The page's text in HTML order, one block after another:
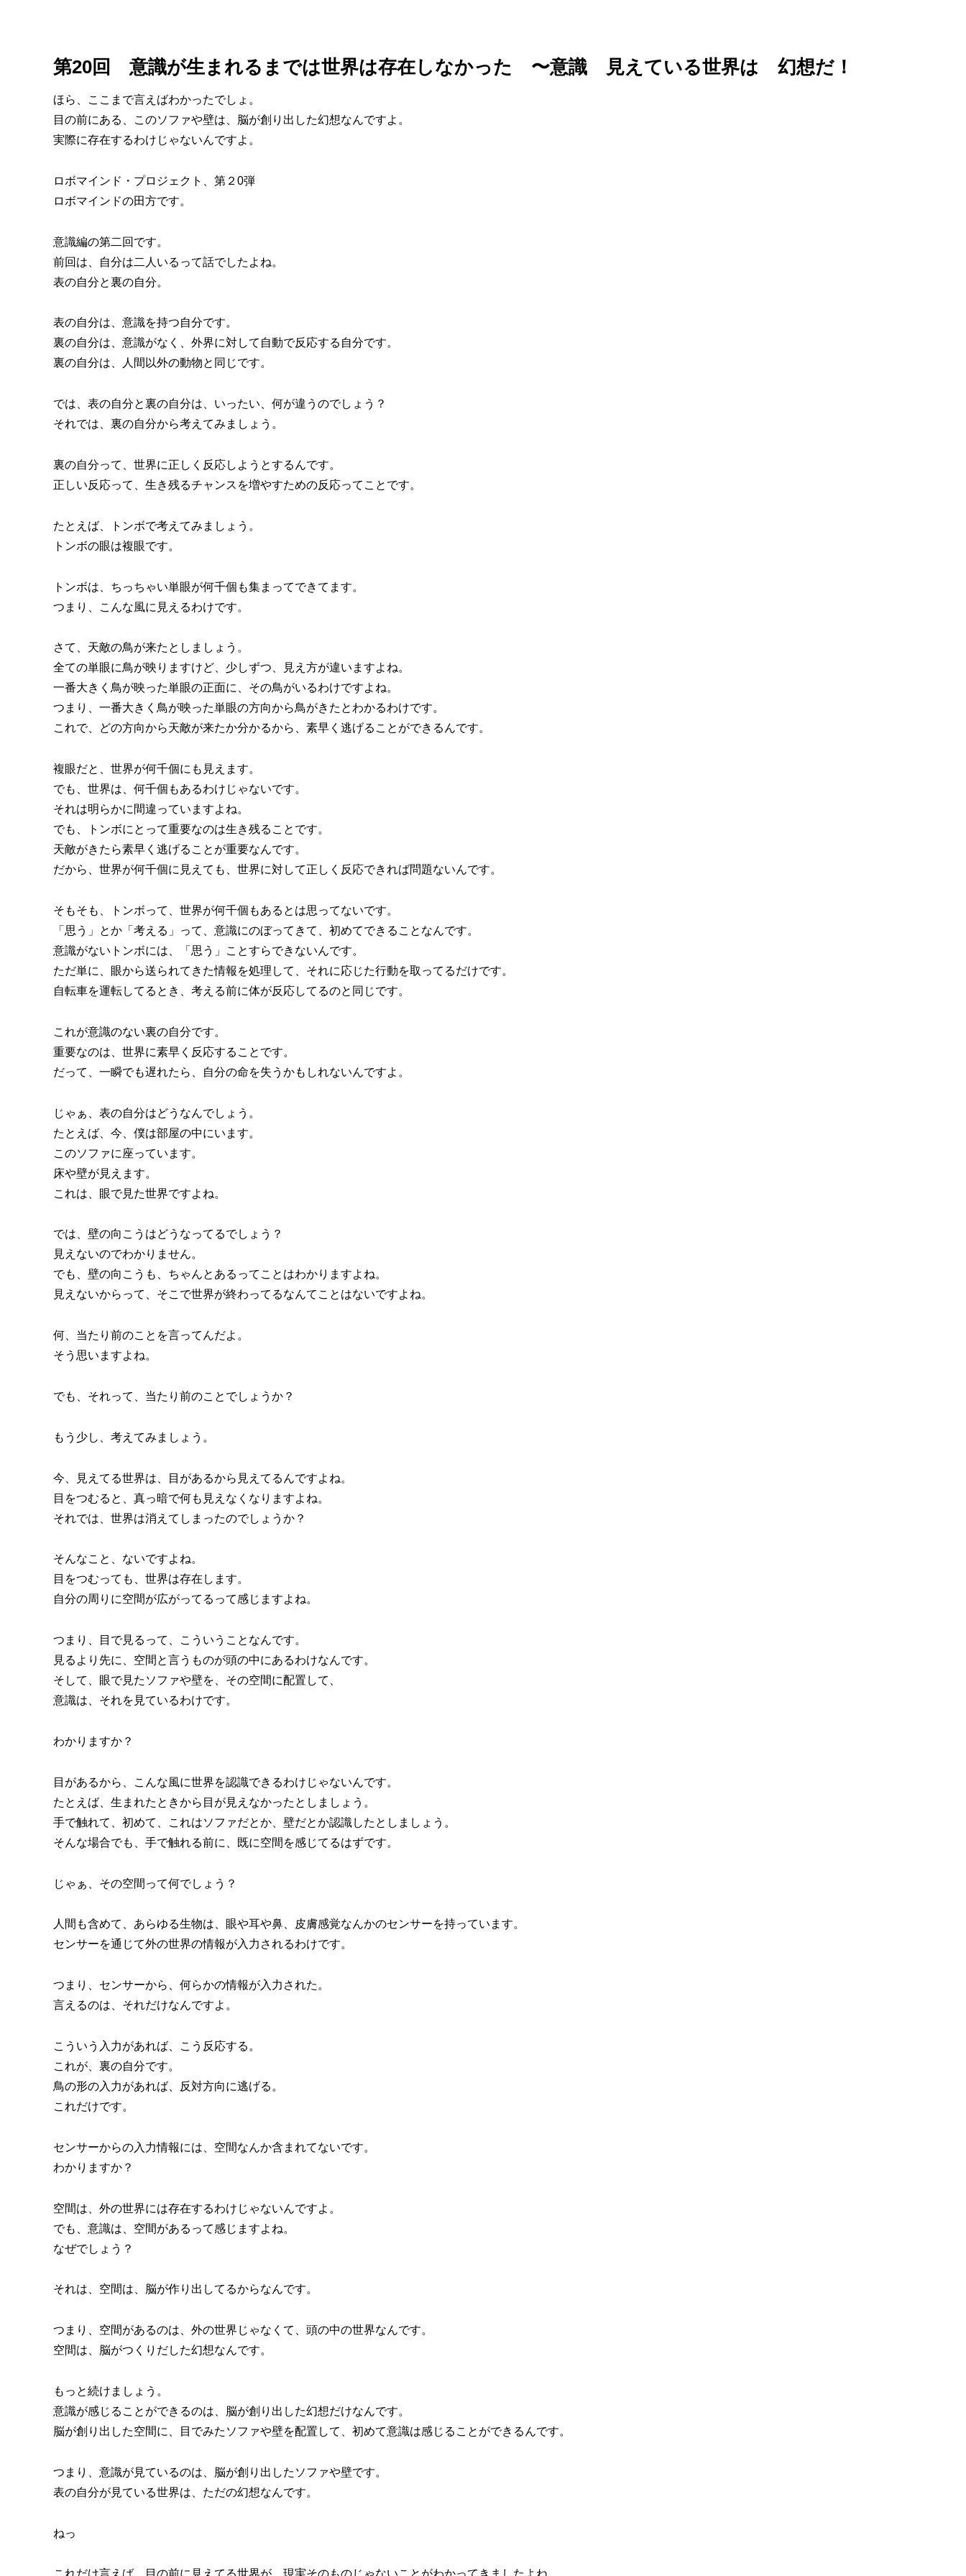
第20回 意識が生まれるまでは世界は存在しなかった 〜意識 見えている世界は 幻想だ！
ほら、ここまで言えばわかったでしょ。
目の前にある、このソファや壁は、脳が創り出した幻想なんですよ。
実際に存在するわけじゃないんですよ。
ロボマインド・プロジェクト、第２0弾
ロボマインドの田方です。
意識編の第二回です。
前回は、自分は二人いるって話でしたよね。
表の自分と裏の自分。
表の自分は、意識を持つ自分です。
裏の自分は、意識がなく、外界に対して自動で反応する自分です。
裏の自分は、人間以外の動物と同じです。
では、表の自分と裏の自分は、いったい、何が違うのでしょう？
それでは、裏の自分から考えてみましょう。
裏の自分って、世界に正しく反応しようとするんです。
正しい反応って、生き残るチャンスを増やすための反応ってことです。
たとえば、トンボで考えてみましょう。
トンボの眼は複眼です。
トンボは、ちっちゃい単眼が何千個も集まってできてます。
つまり、こんな風に見えるわけです。
さて、天敵の鳥が来たとしましょう。
全ての単眼に鳥が映りますけど、少しずつ、見え方が違いますよね。
一番大きく鳥が映った単眼の正面に、その鳥がいるわけですよね。
つまり、一番大きく鳥が映った単眼の方向から鳥がきたとわかるわけです。
これで、どの方向から天敵が来たか分かるから、素早く逃げることができるんです。
複眼だと、世界が何千個にも見えます。
でも、世界は、何千個もあるわけじゃないです。
それは明らかに間違っていますよね。
でも、トンボにとって重要なのは生き残ることです。
天敵がきたら素早く逃げることが重要なんです。
だから、世界が何千個に見えても、世界に対して正しく反応できれば問題ないんです。
そもそも、トンボって、世界が何千個もあるとは思ってないです。
「思う」とか「考える」って、意識にのぼってきて、初めてできることなんです。
意識がないトンボには、「思う」ことすらできないんです。
ただ単に、眼から送られてきた情報を処理して、それに応じた行動を取ってるだけです。
自転車を運転してるとき、考える前に体が反応してるのと同じです。
これが意識のない裏の自分です。
重要なのは、世界に素早く反応することです。
だって、一瞬でも遅れたら、自分の命を失うかもしれないんですよ。
じゃぁ、表の自分はどうなんでしょう。
たとえば、今、僕は部屋の中にいます。
このソファに座っています。
床や壁が見えます。
これは、眼で見た世界ですよね。
では、壁の向こうはどうなってるでしょう？
見えないのでわかりません。
でも、壁の向こうも、ちゃんとあるってことはわかりますよね。
見えないからって、そこで世界が終わってるなんてことはないですよね。
何、当たり前のことを言ってんだよ。
そう思いますよね。
でも、それって、当たり前のことでしょうか？
もう少し、考えてみましょう。
今、見えてる世界は、目があるから見えてるんですよね。
目をつむると、真っ暗で何も見えなくなりますよね。
それでは、世界は消えてしまったのでしょうか？
そんなこと、ないですよね。
目をつむっても、世界は存在します。
自分の周りに空間が広がってるって感じますよね。
つまり、目で見るって、こういうことなんです。
見るより先に、空間と言うものが頭の中にあるわけなんです。
そして、眼で見たソファや壁を、その空間に配置して、
意識は、それを見ているわけです。
わかりますか？
目があるから、こんな風に世界を認識できるわけじゃないんです。
たとえば、生まれたときから目が見えなかったとしましょう。
手で触れて、初めて、これはソファだとか、壁だとか認識したとしましょう。
そんな場合でも、手で触れる前に、既に空間を感じてるはずです。
じゃぁ、その空間って何でしょう？
人間も含めて、あらゆる生物は、眼や耳や鼻、皮膚感覚なんかのセンサーを持っています。
センサーを通じて外の世界の情報が入力されるわけです。
つまり、センサーから、何らかの情報が入力された。
言えるのは、それだけなんですよ。
こういう入力があれば、こう反応する。
これが、裏の自分です。
鳥の形の入力があれば、反対方向に逃げる。
これだけです。
センサーからの入力情報には、空間なんか含まれてないです。
わかりますか？
空間は、外の世界には存在するわけじゃないんですよ。
でも、意識は、空間があるって感じますよね。
なぜでしょう？
それは、空間は、脳が作り出してるからなんです。
つまり、空間があるのは、外の世界じゃなくて、頭の中の世界なんです。
空間は、脳がつくりだした幻想なんです。
もっと続けましょう。
意識が感じることができるのは、脳が創り出した幻想だけなんです。
脳が創り出した空間に、目でみたソファや壁を配置して、初めて意識は感じることができるんです。
つまり、意識が見ているのは、脳が創り出したソファや壁です。
表の自分が見ている世界は、ただの幻想なんです。
ねっ